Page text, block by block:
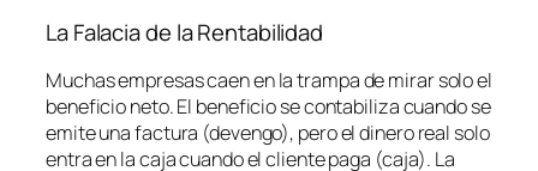
La Falacia de la Rentabilidad
Muchas empresas caen en la trampa de mirar solo el
beneficio neto. El beneficio se contabiliza cuando se
emite una factura (devengo), pero el dinero real solo
entra en la caja cuando el cliente paga (caja). La